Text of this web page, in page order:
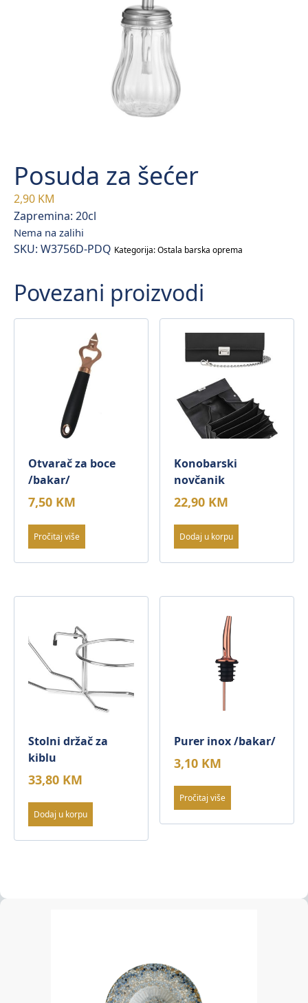
Posuda za šećer
2,90 KM
Zapremina: 20cl
Nema na zalihi
SKU: W3756D-PDQ Kategorija:Ostala barska oprema
Povezani proizvodi
Otvarač za boce
/bakar/
7,50 KM
Pročitaj više
Konobarski
novčanik
22,90 KM
Dodaj u korpu
Stolni držač za
kiblu
33,80 KM
Dodaj u korpu
Purer inox /bakar/
3,10 KM
Pročitaj više